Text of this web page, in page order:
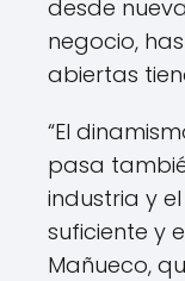
desde
negocio,
abiertas
“El
pasa
industria y
suficiente y
Mañueco,